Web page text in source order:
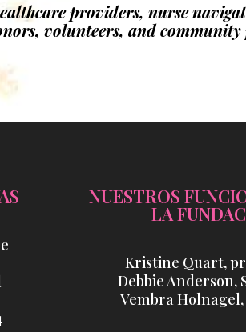
providers, nurse
volunteers, and
NUESTROS
LA
Kristine Quart,
Debbie Anderson,
Vembra